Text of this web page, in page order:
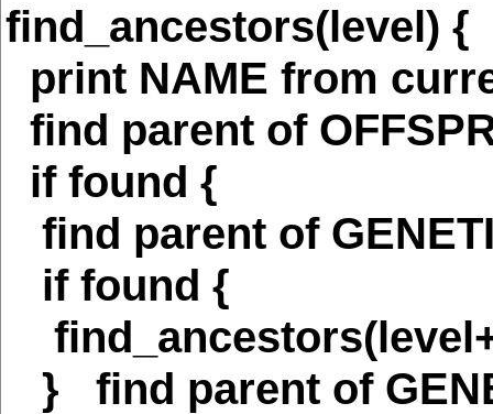
find_ancestors(level) {
print NAME from
find parent of
if found {
find parent of
if found {
} find parent of